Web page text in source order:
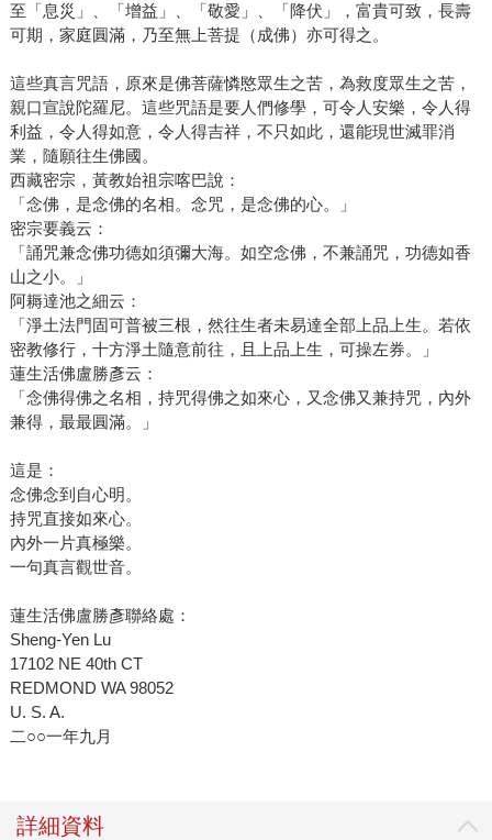
至「息災」、「增益」、「敬愛」、「降伏」，富貴可致，長壽
可期，家庭圓滿，乃至無上菩提（成佛）亦可得之。
這些真言咒語，原來是佛菩薩憐愍眾生之苦，為救度眾生之苦，
親口宣說陀羅尼。這些咒語是要人們修學，可令人安樂，令人得
利益，令人得如意，令人得吉祥，不只如此，還能現世滅罪消
業，隨願往生佛國。
西藏密宗，黃教始祖宗喀巴說：
「念佛，是念佛的名相。念咒，是念佛的心。」
密宗要義云：
「誦咒兼念佛功德如須彌大海。如空念佛，不兼誦咒，功德如香
山之小。」
阿耨達池之細云：
「淨土法門固可普被三根，然往生者未易達全部上品上生。若依
密教修行，十方淨土隨意前往，且上品上生，可操左券。」
蓮生活佛盧勝彥云：
「念佛得佛之名相，持咒得佛之如來心，又念佛又兼持咒，內外
兼得，最最圓滿。」
這是：
念佛念到自心明。
持咒直接如來心。
內外一片真極樂。
一句真言觀世音。
蓮生活佛盧勝彥聯絡處：
Sheng-Yen Lu
17102 NE 40th CT
REDMOND WA 98052
U. S. A.
二○○一年九月
詳細資料